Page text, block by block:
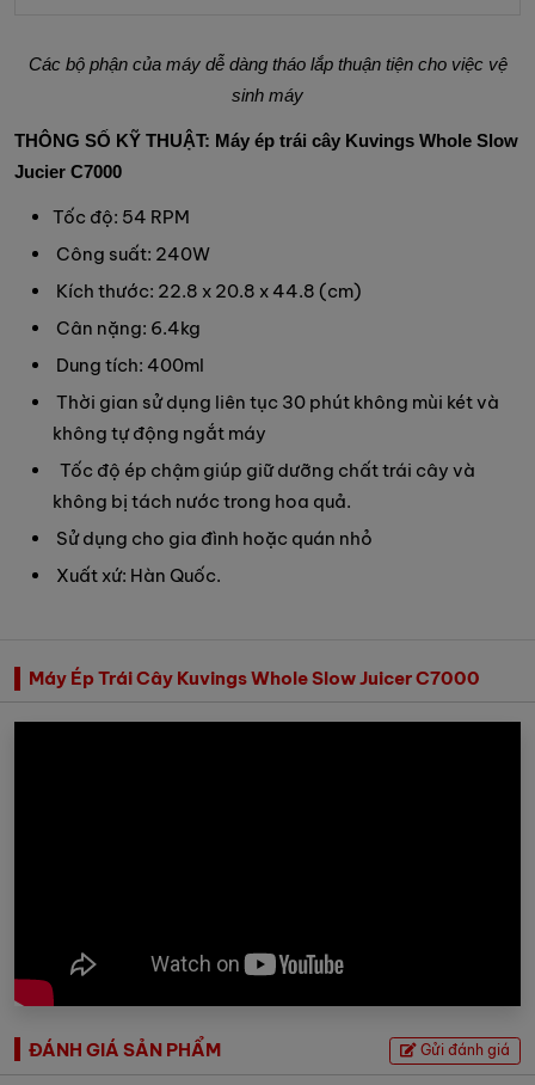
Các bộ phận của máy dễ dàng tháo lắp thuận tiện cho việc vệ
sinh máy
THÔNG SỐ KỸ THUẬT: Máy ép trái cây Kuvings Whole Slow
Jucier C7000
Tốc độ: 54 RPM
Công suất: 240W
Kích thước: 22.8 x 20.8 x 44.8 (cm)
Cân nặng: 6.4kg
Dung tích: 400ml
Thời gian sử dụng liên tục 30 phút không mùi két và
không tự động ngắt máy
Tốc độ ép chậm giúp giữ dưỡng chất trái cây và
không bị tách nước trong hoa quả.
Sử dụng cho gia đình hoặc quán nhỏ
Xuất xứ: Hàn Quốc.
Máy Ép Trái Cây Kuvings Whole Slow Juicer C7000
ĐÁNH GIÁ SẢN PHẨM Gửi đánh giá